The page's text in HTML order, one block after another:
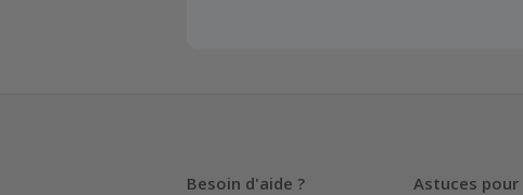
Besoin d'aide ? Astuces